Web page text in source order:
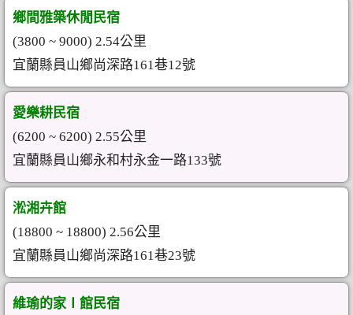
鄉間雅築休閒民宿
(3800 ~ 9000) 2.54公里
宜蘭縣員山鄉尚深路161巷12號
愛樂耕民宿
(6200 ~ 6200) 2.55公里
宜蘭縣員山鄉永和村永金一路133號
淞湘卉館
(18800 ~ 18800) 2.56公里
宜蘭縣員山鄉尚深路161巷23號
維瑜的家Ⅰ館民宿